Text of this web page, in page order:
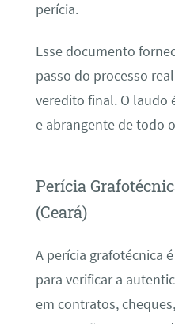
perícia.
Esse documento
passo do processo
veredito final. O laudo
e abrangente de todo
Perícia
(Ceará)
A perícia grafotécnica
para verificar a
em contratos,